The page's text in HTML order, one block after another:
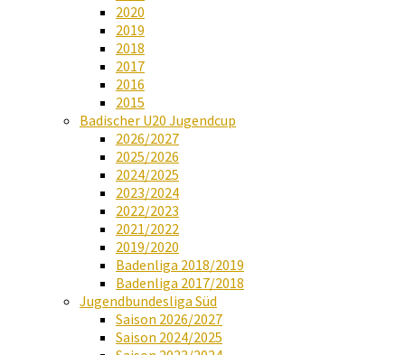
2020
2019
2018
2017
2016
2015
Badischer U20 Jugendcup
2026/2027
2025/2026
2024/2025
2023/2024
2022/2023
2021/2022
2019/2020
Badenliga 2018/2019
Badenliga 2017/2018
Jugendbundesliga Süd
Saison 2026/2027
Saison 2024/2025